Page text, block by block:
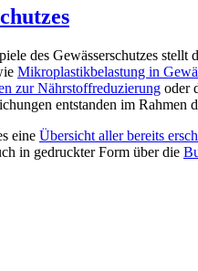
des Gewässerschutzes
Mikroplastikbelastung in
zur Nährstoffreduzierung oder
entstanden im
eine Übersicht aller bereits
in gedruckter Form über die